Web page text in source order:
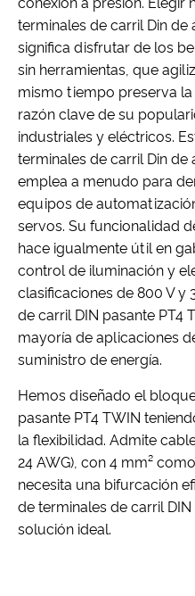
terminales de carril Din de
significa disfrutar de los
sin herramientas, que
mismo tiempo preserva
razón clave de su
industriales y eléctricos.
terminales de carril Din de
emplea a menudo para
equipos de
servos. Su funcionalidad
hace igualmente útil en
control de iluminación y
clasificaciones de 800 V y
de carril DIN pasante PT4
mayoría de aplicaciones
suministro de energía.
Hemos diseñado el
pasante PT4 TWIN
la flexibilidad. Admite
24 AWG), con 4 mm²
necesita una bifurcación
de terminales de carril
solución ideal.